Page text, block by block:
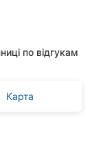
по відгукам
Карта